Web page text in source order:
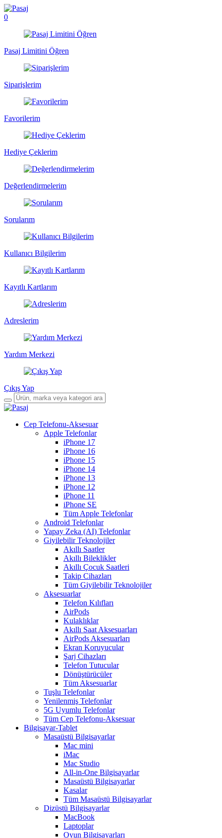
0
Pasaj Limitini Öğren
Siparişlerim
Favorilerim
Hediye Çeklerim
Değerlendirmelerim
Sorularım
Kullanıcı Bilgilerim
Kayıtlı Kartlarım
Adreslerim
Yardım Merkezi
Çıkış Yap
Cep Telefonu-Aksesuar
Apple Telefonlar
iPhone 17
iPhone 16
iPhone 15
iPhone 14
iPhone 13
iPhone 12
iPhone 11
iPhone SE
Tüm Apple Telefonlar
Android Telefonlar
Yapay Zeka (AI) Telefonlar
Giyilebilir Teknolojiler
Akıllı Saatler
Akıllı Bileklikler
Akıllı Çocuk Saatleri
Takip Cihazları
Tüm Giyilebilir Teknolojiler
Aksesuarlar
Telefon Kılıfları
AirPods
Kulaklıklar
Akıllı Saat Aksesuarları
AirPods Aksesuarları
Ekran Koruyucular
Şarj Cihazları
Telefon Tutucular
Dönüştürücüler
Tüm Aksesuarlar
Tuşlu Telefonlar
Yenilenmiş Telefonlar
5G Uyumlu Telefonlar
Tüm Cep Telefonu-Aksesuar
Bilgisayar-Tablet
Masaüstü Bilgisayarlar
Mac mini
iMac
Mac Studio
All-in-One Bilgisayarlar
Masaüstü Bilgisayarlar
Kasalar
Tüm Masaüstü Bilgisayarlar
Dizüstü Bilgisayarlar
MacBook
Laptoplar
Oyun Bilgisayarları